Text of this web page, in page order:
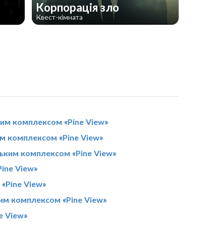
Корпорація зло
Квест-кімната
комплексом «Pine View»
комплексом «Pine View»
комплексом «Pine View»
View»
View»
комплексом «Pine View»
View»